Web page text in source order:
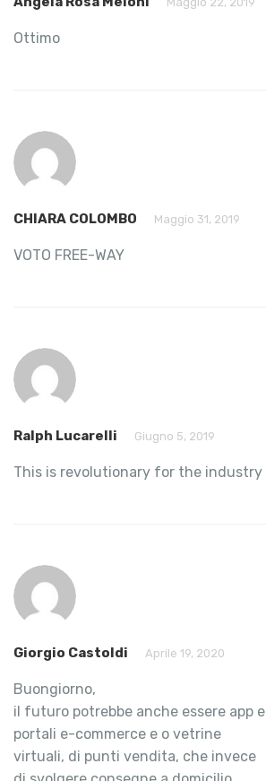
Ottimo
CHIARA COLOMBO Maggio 31, 2019
VOTO FREE-WAY
Ralph Lucarelli Giugno 5, 2019
This is revolutionary for the industry
Giorgio Castoldi Aprile 19, 2020
Buongiorno,
il futuro potrebbe anche essere app e
portali e-commerce e o vetrine
virtuali, di punti vendita, che invece